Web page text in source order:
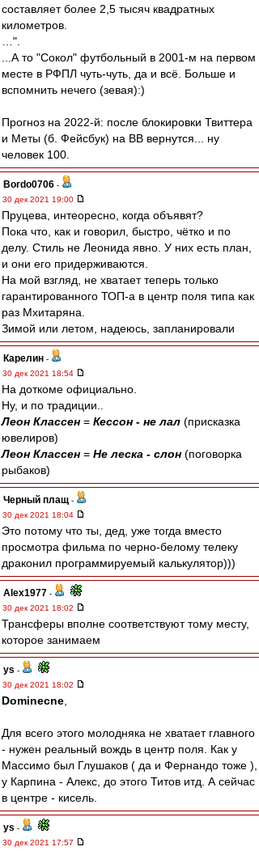
составляет более 2,5 тысяч квадратных
километров.
…".
...А то "Сокол" футбольный в 2001-м на первом
месте в РФПЛ чуть-чуть, да и всё. Больше и
вспомнить нечего (зевая):)
Прогноз на 2022-й: после блокировки Твиттера
и Меты (б. Фейсбук) на ВВ вернутся... ну
человек 100.
Bordo0706 -
30 дек 2021 19:00
Пруцева, интеоресно, когда объявят?
Пока что, как и говорил, быстро, чётко и по
делу. Стиль не Леонида явно. У них есть план,
и они его придерживаются.
На мой взгляд, не хватает теперь только
гарантированного ТОП-а в центр поля типа как
раз Мхитаряна.
Зимой или летом, надеюсь, запланировали
Карелин -
30 дек 2021 18:54
На доткоме официально.
Ну, и по традиции..
Леон Классен = Кессон - не лал (присказка
ювелиров)
Леон Классен = Не леска - слон (поговорка
рыбаков)
Черный плащ -
30 дек 2021 18:04
Это потому что ты, дед, уже тогда вместо
просмотра фильма по черно-белому телеку
драконил программируемый калькулятор)))
Alex1977 -
30 дек 2021 18:02
Трансферы вполне соответствуют тому месту,
которое занимаем
ys -
30 дек 2021 18:02
Dominecne
Для всего этого молодняка не хватает главного
- нужен реальный вождь в центр поля. Как у
Массимо был Глушаков ( да и Фернандо тоже ),
у Карпина - Алекс, до этого Титов итд. А сейчас
в центре - кисель.
ys -
30 дек 2021 17:57